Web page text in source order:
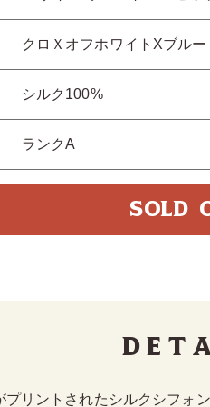
クロＸオフホワイトXブルー
シルク100%
ランクA
SOLD
プリントされたシルクシフォ